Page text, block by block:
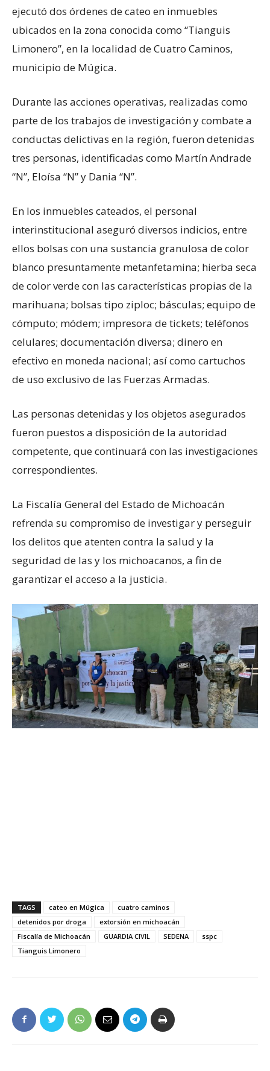
ejecutó dos órdenes de cateo en inmuebles
ubicados en la zona conocida como “Tianguis
Limonero”, en la localidad de Cuatro Caminos,
municipio de Múgica.
Durante las acciones operativas, realizadas como
parte de los trabajos de investigación y combate a
conductas delictivas en la región, fueron detenidas
tres personas, identificadas como Martín Andrade
“N”, Eloísa “N” y Dania “N”.
En los inmuebles cateados, el personal
interinstitucional aseguró diversos indicios, entre
ellos bolsas con una sustancia granulosa de color
blanco presuntamente metanfetamina; hierba seca
de color verde con las características propias de la
marihuana; bolsas tipo ziploc; básculas; equipo de
cómputo; módem; impresora de tickets; teléfonos
celulares; documentación diversa; dinero en
efectivo en moneda nacional; así como cartuchos
de uso exclusivo de las Fuerzas Armadas.
Las personas detenidas y los objetos asegurados
fueron puestos a disposición de la autoridad
competente, que continuará con las investigaciones
correspondientes.
La Fiscalía General del Estado de Michoacán
refrenda su compromiso de investigar y perseguir
los delitos que atenten contra la salud y la
seguridad de las y los michoacanos, a fin de
garantizar el acceso a la justicia.
TAGS cateo en Múgica
cuatro caminos
detenidos por droga
extorsión en michoacán
Fiscalía de Michoacán
GUARDIA CIVIL SEDENA
sspc
Tianguis Limonero